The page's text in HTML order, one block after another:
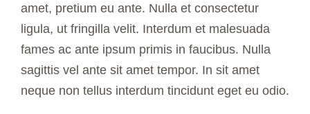
amet, pretium eu ante. Nulla et consectetur
ligula, ut fringilla velit. Interdum et malesuada
fames ac ante ipsum primis in faucibus. Nulla
sagittis vel ante sit amet tempor. In sit amet
neque non tellus interdum tincidunt eget eu odio.